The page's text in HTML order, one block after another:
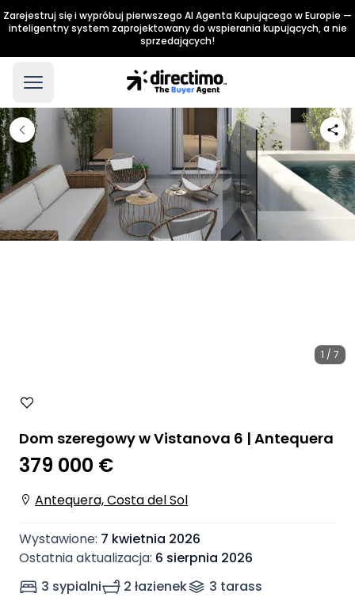
Zarejestruj się i wypróbuj pierwszego AI Agenta Kupującego w Europie —
inteligentny system zaprojektowany do wspierania kupujących, a nie
sprzedających!
1 / 7
Dom szeregowy w Vistanova 6 | Antequera
379 000 €
Antequera, Costa del Sol
Wystawione: 7 kwietnia 2026
Ostatnia aktualizacja: 6 sierpnia 2026
3 sypialni
2 łazienek 3 tarass